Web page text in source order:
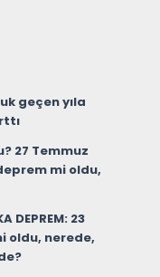
geçen yıla
27 Temmuz
mi oldu,
DEPREM: 23
oldu, nerede,